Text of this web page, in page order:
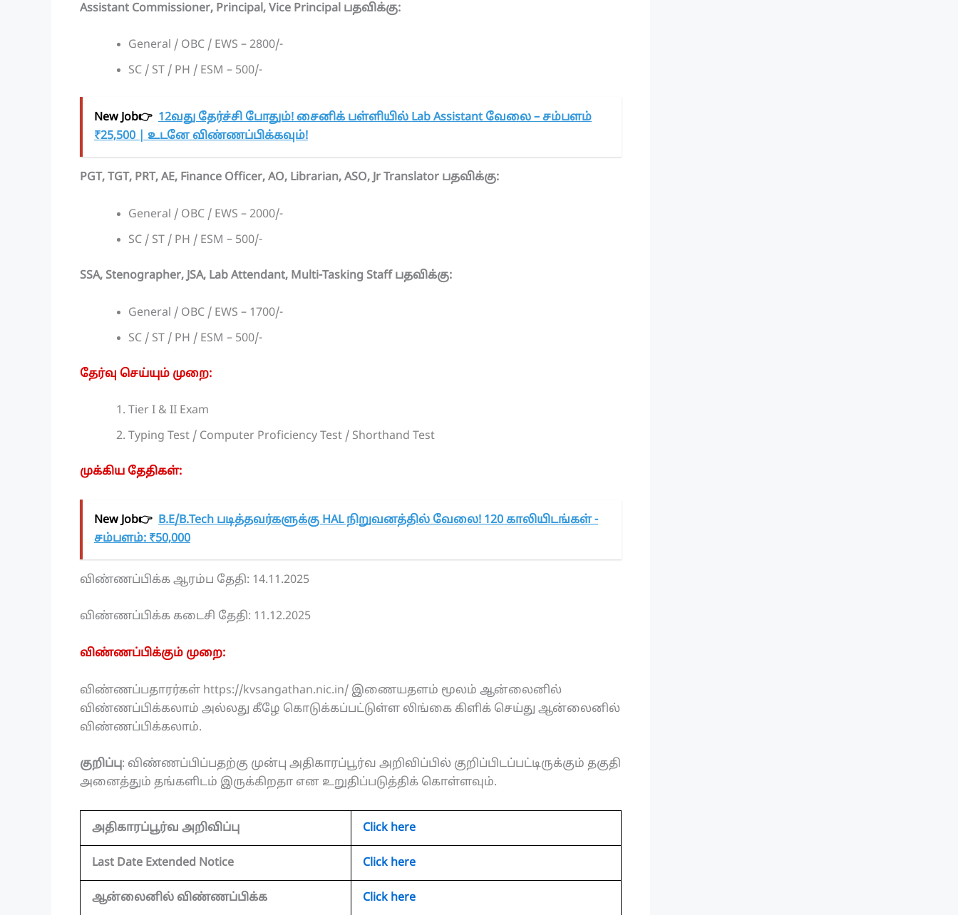
Assistant Commissioner, Principal, Vice Principal பதவிக்கு:
General / OBC / EWS – 2800/-
SC / ST / PH / ESM – 500/-
New Job👉 12வது தேர்ச்சி போதும்! சைனிக் பள்ளியில் Lab Assistant வேலை – சம்பளம்
₹25,500 | உடனே விண்ணப்பிக்கவும்!
PGT, TGT, PRT, AE, Finance Officer, AO, Librarian, ASO, Jr Translator பதவிக்கு:
General / OBC / EWS – 2000/-
SC / ST / PH / ESM – 500/-
SSA, Stenographer, JSA, Lab Attendant, Multi-Tasking Staff பதவிக்கு:
General / OBC / EWS – 1700/-
SC / ST / PH / ESM – 500/-
தேர்வு செய்யும் முறை:
Tier I & II Exam
Typing Test / Computer Proficiency Test / Shorthand Test
முக்கிய தேதிகள்:
New Job👉 B.E/B.Tech படித்தவர்களுக்கு HAL நிறுவனத்தில் வேலை! 120 காலியிடங்கள் -
சம்பளம்: ₹50,000
விண்ணப்பிக்க ஆரம்ப தேதி: 14.11.2025
விண்ணப்பிக்க கடைசி தேதி: 11.12.2025
விண்ணப்பிக்கும் முறை:
விண்ணப்பதாரர்கள் https://kvsangathan.nic.in/ இணையதளம் மூலம் ஆன்லைனில்
விண்ணப்பிக்கலாம் அல்லது கீழே கொடுக்கப்பட்டுள்ள லிங்கை கிளிக் செய்து ஆன்லைனில்
விண்ணப்பிக்கலாம்.
குறிப்பு: விண்ணப்பிப்பதற்கு முன்பு அதிகாரப்பூர்வ அறிவிப்பில் குறிப்பிடப்பட்டிருக்கும் தகுதி
அனைத்தும் தங்களிடம் இருக்கிறதா என உறுதிப்படுத்திக் கொள்ளவும்.
அதிகாரப்பூர்வ அறிவிப்பு Click here
Last Date Extended Notice Click here
ஆன்லைனில் விண்ணப்பிக்க Click here